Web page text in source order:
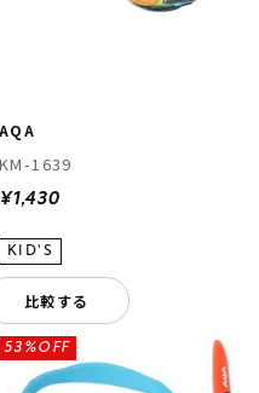
AQA
KM-1639
¥1,430
比較する
53%OFF